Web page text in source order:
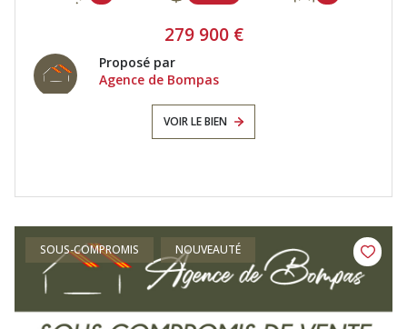
279 900 €
Proposé par
Agence de Bompas
VOIR LE BIEN
SOUS-COMPROMIS NOUVEAUTÉ